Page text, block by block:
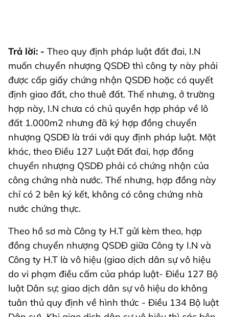
Trả lời: - Theo quy định pháp luật đất đai, I.N
muốn chuyển nhượng QSDĐ thì công ty này phải
được cấp giấy chứng nhận QSDĐ hoặc có quyết
định giao đất, cho thuê đất. Thế nhưng, ở trường
hợp này, I.N chưa có chủ quyền hợp pháp về lô
đất 1.000m2 nhưng đã ký hợp đồng chuyển
nhượng QSDĐ là trái với quy định pháp luật. Mặt
khác, theo Điều 127 Luật Đất đai, hợp đồng
chuyển nhượng QSDĐ phải có chứng nhận của
công chứng nhà nước. Thế nhưng, hợp đồng này
chỉ có 2 bên ký kết, không có công chứng nhà
nước chứng thực.
Theo hồ sơ mà Công ty H.T gửi kèm theo, hợp
đồng chuyển nhượng QSDĐ giữa Công ty I.N và
Công ty H.T là vô hiệu (giao dịch dân sự vô hiệu
do vi phạm điều cấm của pháp luật- Điều 127 Bộ
luật Dân sự; giao dịch dân sự vô hiệu do không
tuân thủ quy định về hình thức - Điều 134 Bộ luật